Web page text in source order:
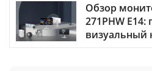
Обзор
271PHW
визуальный